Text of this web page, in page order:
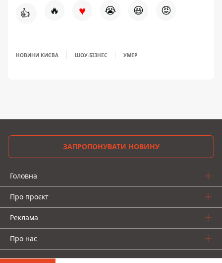
👍 🔥 ♥ 😭 😆 😡
НОВИНИ КИЄВА ШОУ-БІЗНЕС УМЕР
ЗАПРОПОНУВАТИ НОВИНУ
Головна
Про проєкт
Реклама
Про нас